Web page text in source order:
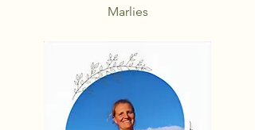
Marlies